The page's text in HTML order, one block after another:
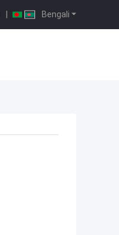
Bengali
|